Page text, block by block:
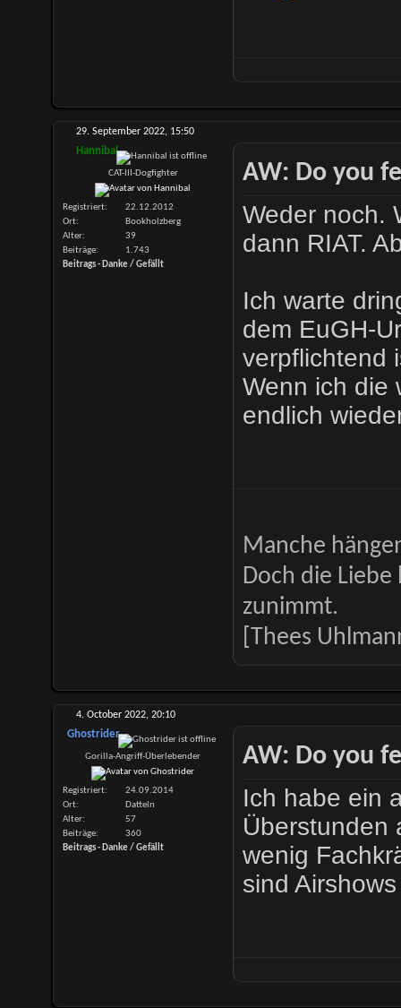
29. September 2022, 15:50
Hannibal
CAT-III-Dogfighter
Registriert
22.12.2012
Ort
Bookholzberg
Alter
39
Beiträge
1.743
Beitrags - Danke / Gefällt
AW: Do you
Weder noch.
dann RIAT.
Ich warte
dem EuGH-
verpflichtend
Wenn ich die
endlich
Manche
Doch die
zunimmt.
[Thees
4. October 2022, 20:10
Ghostrider
Gorilla-Angriff-Überlebender
Registriert
24.09.2014
Ort
Datteln
Alter
57
Beiträge
360
Beitrags - Danke / Gefällt
AW: Do you
Ich habe ein
Überstunden
wenig
sind